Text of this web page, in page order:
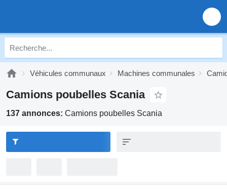
Véhicules communaux Machines communales
Camions poubelles Scania
137 annonces: Camions poubelles Scania